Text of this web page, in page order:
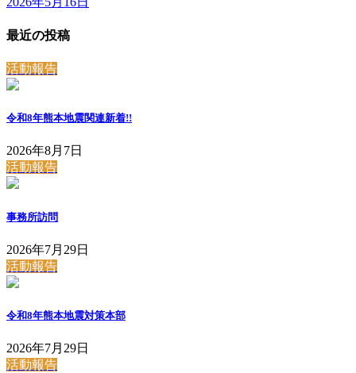
最近の投稿
活動報告
令和8年熊本地震関連新着!!
2026年8月7日
活動報告
事務所訪問
2026年7月29日
活動報告
令和8年熊本地震対策本部
2026年7月29日
活動報告